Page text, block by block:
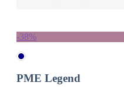
-38%
PME Legend